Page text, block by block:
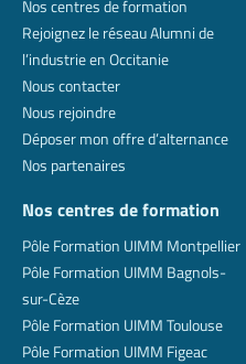
Nos centres de formation
Rejoignez le réseau Alumni de
l’industrie en Occitanie
Nous contacter
Nous rejoindre
Déposer mon offre d’alternance
Nos partenaires
Nos centres de formation
Pôle Formation UIMM Montpellier
Pôle Formation UIMM Bagnols-
sur-Cèze
Pôle Formation UIMM Toulouse
Pôle Formation UIMM Figeac